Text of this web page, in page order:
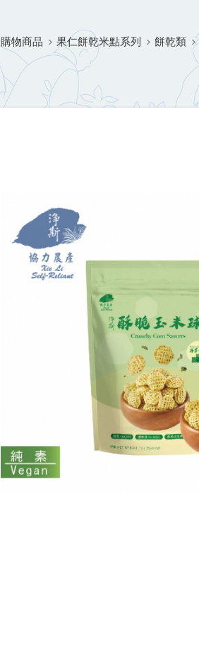
購物商品 果仁餅乾米點系列 餅乾類